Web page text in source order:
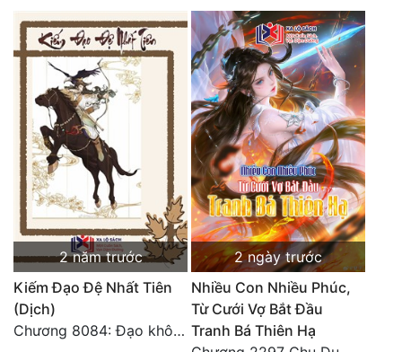
2 năm trước
Kiếm Đạo Đệ Nhất Tiên
(Dịch)
Chương 8084: Đạo không bờ bến (Đại kết cục) (10)
2 ngày trước
Nhiều Con Nhiều Phúc,
Từ Cưới Vợ Bắt Đầu
Tranh Bá Thiên Hạ